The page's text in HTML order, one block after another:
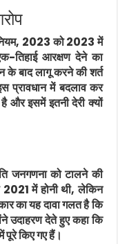
2023को 2023 में
तिहाई आरक्षण देने का
के बाद लागू करने की शर्त
प्रावधान में बदलाव कर
और इसमें इतनी देरी क्यों
जनगणना को टालने की
में होनी थी, लेकिन
का यह दावा गलत है कि
उदाहरण देते हुए कहा कि
पूरे किए गए हैं।